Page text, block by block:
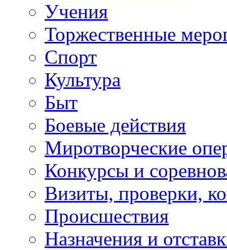
Учения
Торжественные
Спорт
Культура
Быт
Боевые действия
Миротворческие
Конкурсы и
Визиты, проверки,
Происшествия
Назначения и